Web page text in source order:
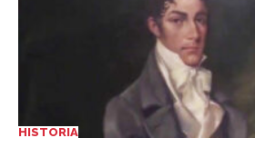
HISTORIA